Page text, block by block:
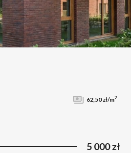
62,50 zł/m2
5 000 zł